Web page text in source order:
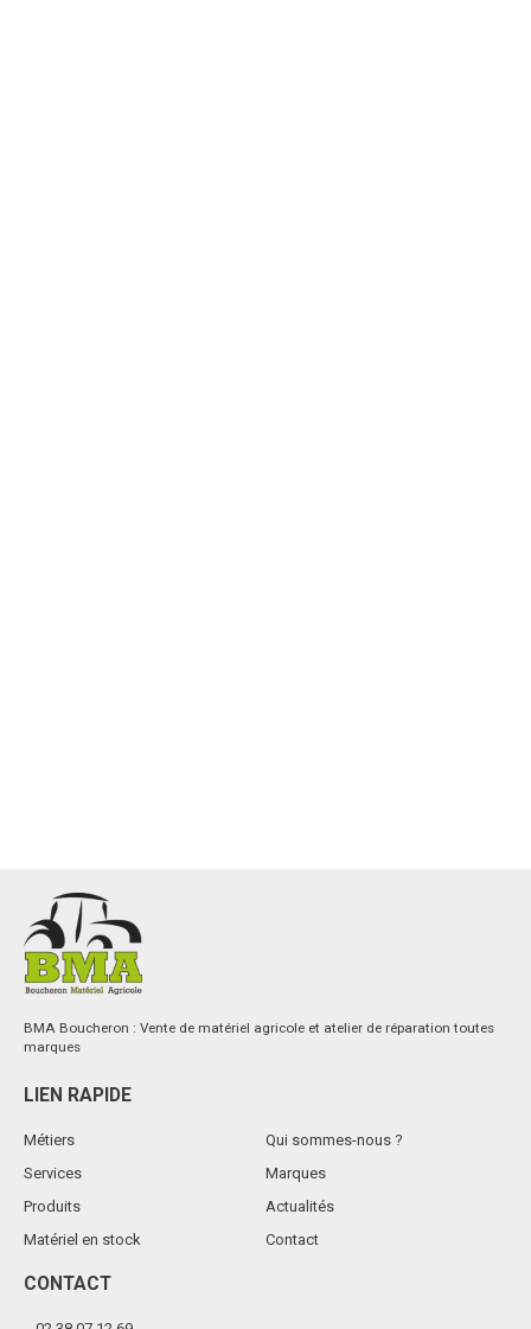
BMA Boucheron : Vente de matériel agricole et atelier de réparation toutes
marques
LIEN RAPIDE
Métiers
Services
Produits
Matériel en stock
Qui sommes-nous ?
Marques
Actualités
Contact
CONTACT